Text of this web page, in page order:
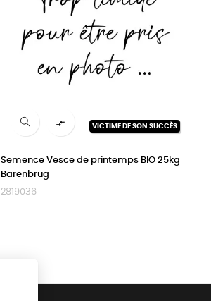
VICTIME DE SON SUCCÈS

Semence Vesce de printemps BIO 25kg
Barenbrug
2819036